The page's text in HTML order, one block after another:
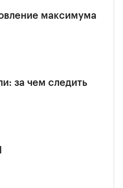
максимума
за чем следить